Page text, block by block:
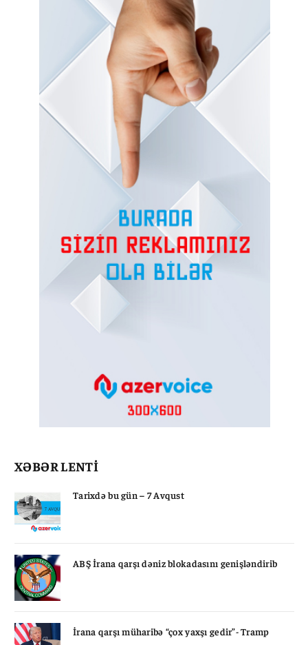
XƏBƏR LENTİ
Tarixdə bu gün – 7 Avqust
ABŞ İrana qarşı dəniz blokadasını genişləndirib
İrana qarşı müharibə “çox yaxşı gedir”- Tramp